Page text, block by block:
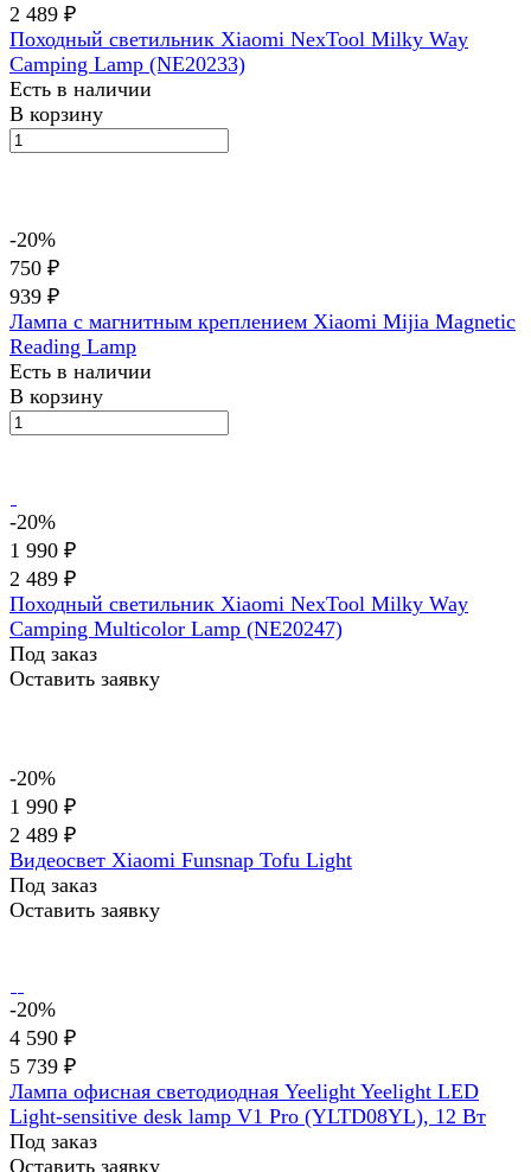
2 489 ₽
Походный светильник Xiaomi NexTool Milky Way
Camping Lamp (NE20233)
Есть в наличии
В корзину
-20%
750 ₽
939 ₽
Лампа с магнитным креплением Xiaomi Mijia Magnetic
Reading Lamp
Есть в наличии
В корзину
-20%
1 990 ₽
2 489 ₽
Походный светильник Xiaomi NexTool Milky Way
Camping Multicolor Lamp (NE20247)
Под заказ
Оставить заявку
-20%
1 990 ₽
2 489 ₽
Видеосвет Xiaomi Funsnap Tofu Light
Под заказ
Оставить заявку
-20%
4 590 ₽
5 739 ₽
Лампа офисная светодиодная Yeelight Yeelight LED
Light-sensitive desk lamp V1 Pro (YLTD08YL), 12 Вт
Под заказ
Оставить заявку